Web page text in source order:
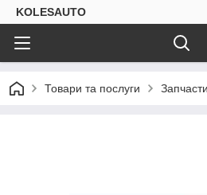
KOLESAUTO
Товари та послуги